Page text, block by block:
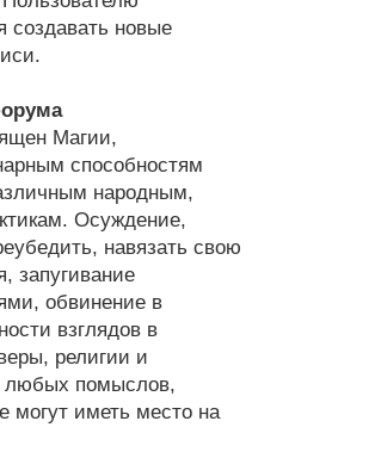
создавать новые
Магии,
способностям
народным,
Осуждение,
навязать свою
запугивание
обвинение в
взглядов в
религии и
любых помыслов,
могут иметь место на